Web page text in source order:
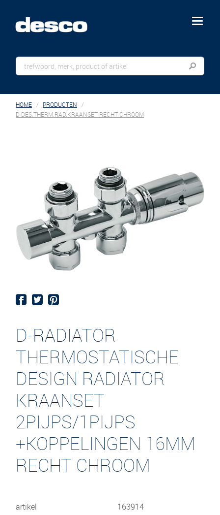
menu
HOME
PRODUCTEN
D-DES.THERM.RAD.KRAANSET RECHT CHROOM
D-RADIATOR
THERMOSTATISCHE
DESIGN RADIATOR
KRAANSET
2PIJPS/1PIJPS
+KOPPELINGEN 16MM
RECHT CHROOM
artikel
163914